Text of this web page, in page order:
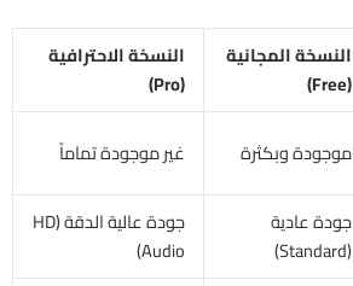
النسخة المجانية
(Free)
النسخة الاحترافية
(Pro)
موجودة وبكثرة غير موجودة تماماً
جودة عادية
(Standard)
جودة عالية الدقة (HD
Audio)